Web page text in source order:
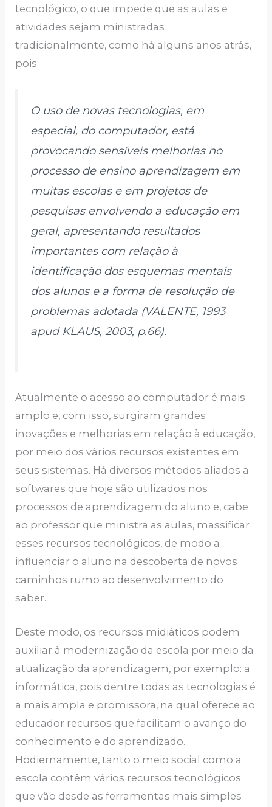
tecnológico, o que impede que as aulas e
atividades sejam ministradas
tradicionalmente, como há alguns anos atrás,
pois:
O uso de novas tecnologias, em
especial, do computador, está
provocando sensíveis melhorias no
processo de ensino aprendizagem em
muitas escolas e em projetos de
pesquisas envolvendo a educação em
geral, apresentando resultados
importantes com relação à
identificação dos esquemas mentais
dos alunos e a forma de resolução de
problemas adotada (VALENTE, 1993
apud KLAUS, 2003, p.66).
Atualmente o acesso ao computador é mais
amplo e, com isso, surgiram grandes
inovações e melhorias em relação à educação,
por meio dos vários recursos existentes em
seus sistemas. Há diversos métodos aliados a
softwares que hoje são utilizados nos
processos de aprendizagem do aluno e, cabe
ao professor que ministra as aulas, massificar
esses recursos tecnológicos, de modo a
influenciar o aluno na descoberta de novos
caminhos rumo ao desenvolvimento do
saber.
Deste modo, os recursos midiáticos podem
auxiliar à modernização da escola por meio da
atualização da aprendizagem, por exemplo: a
informática, pois dentre todas as tecnologias é
a mais ampla e promissora, na qual oferece ao
educador recursos que facilitam o avanço do
conhecimento e do aprendizado.
Hodiernamente, tanto o meio social como a
escola contêm vários recursos tecnológicos
que vão desde as ferramentas mais simples